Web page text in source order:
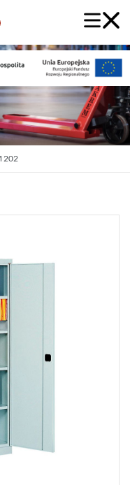
202